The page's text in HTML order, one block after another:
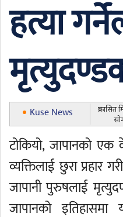
हत्या
Kuse News
प्रकासित
टोकियो, जापानको
व्यक्तिलाई छुरा प्रहार
जापानी पुरुषलाई
जापानको